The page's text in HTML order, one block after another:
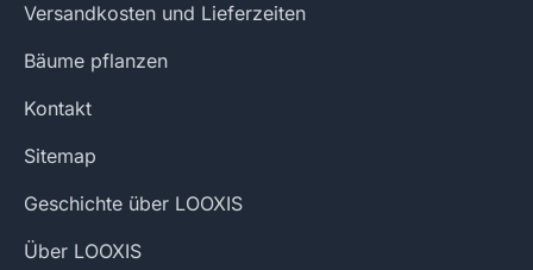
Versandkosten und Lieferzeiten
Bäume pflanzen
Kontakt
Sitemap
Geschichte über LOOXIS
Über LOOXIS